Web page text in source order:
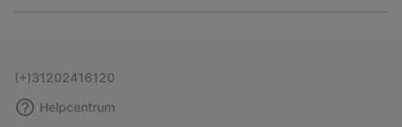
or
(+)31202416120
Helpcentrum